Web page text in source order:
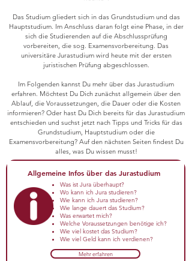
Das Studium gliedert sich in das Grundstudium und das
Hauptstudium. Im Anschluss daran folgt eine Phase, in der
sich die Studierenden auf die Abschlussprüfung
vorbereiten, die sog. Examensvorbereitung. Das
universitäre Jurastudium wird heute mit der ersten
juristischen Prüfung abgeschlossen.
Im Folgenden kannst Du mehr über das Jurastudium
erfahren. Möchtest Du Dich zunächst allgemein über den
Ablauf, die Voraussetzungen, die Dauer oder die Kosten
informieren? Oder hast Du Dich bereits für das Jurastudium
entschieden und suchst jetzt nach Tipps und Tricks für das
Grundstudium, Hauptstudium oder die
Examensvorbereitung? Auf den nächsten Seiten findest Du
alles, was Du wissen musst!
Allgemeine Infos über das Jurastudium
Was ist Jura überhaupt?
Wo kann ich Jura studieren?
Wie kann ich Jura studieren?
Wie lange dauert das Studium?
Was erwartet mich?
Welche Voraussetzungen benötige ich?
Wie viel kostet das Studium?
Wie viel Geld kann ich verdienen?
Mehr erfahren